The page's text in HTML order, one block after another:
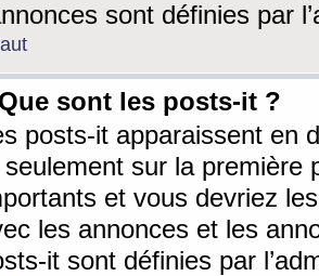
sont définies par
sont les posts-it ?
posts-it apparaissent en
seulement sur la première
et vous devriez
les annonces et les
it sont définies par